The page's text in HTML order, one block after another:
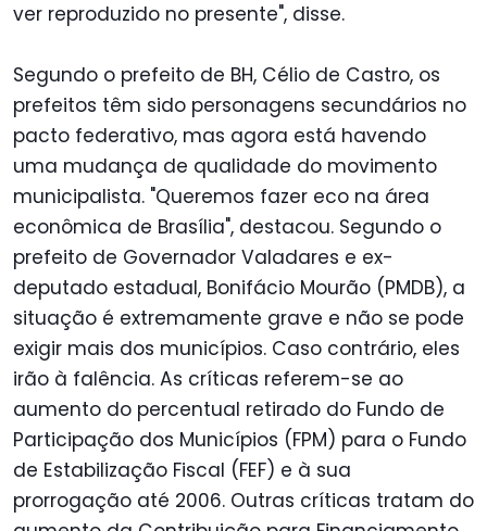
ver reproduzido no presente", disse.
Segundo o prefeito de BH, Célio de Castro, os
prefeitos têm sido personagens secundários no
pacto federativo, mas agora está havendo
uma mudança de qualidade do movimento
municipalista. "Queremos fazer eco na área
econômica de Brasília", destacou. Segundo o
prefeito de Governador Valadares e ex-
deputado estadual, Bonifácio Mourão (PMDB), a
situação é extremamente grave e não se pode
exigir mais dos municípios. Caso contrário, eles
irão à falência. As críticas referem-se ao
aumento do percentual retirado do Fundo de
Participação dos Municípios (FPM) para o Fundo
de Estabilização Fiscal (FEF) e à sua
prorrogação até 2006. Outras críticas tratam do